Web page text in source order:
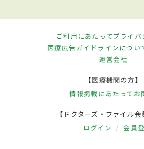
ご利用にあたってプライバ
医療広告ガイドラインについ
運営会社
【医療機関の方】
情報掲載にあたって お
【ドクターズ・ファイル会
ログイン 会員